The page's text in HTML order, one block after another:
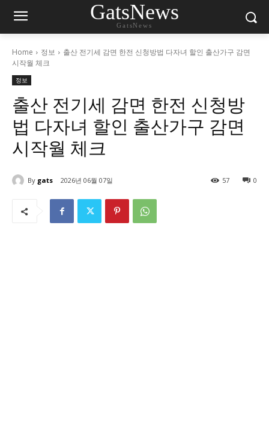
GatsNews
GatsNews
Home 정보
출산 전기세 감면 한전 신청방법 다자녀 할인 출산가구 감면
시작월 체크
정보
출산 전기세 감면 한전 신청방
법 다자녀 할인 출산가구 감면
시작월 체크
By gats 2026년 06월 07일 0
57